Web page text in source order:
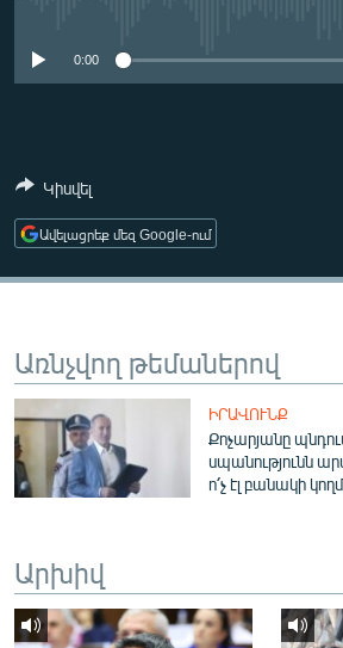
ՄԻՋԱԶԳԱՅԻՆ
ՄԵԿՆԱԲԱՆՈՒԹՅՈՒՆ
ՏՏ ԵՒ ԻՆՏԵՐՆԵՏ
ՏԵՍԱՆՅՈՒԹԵՐ
ԲԱՆԱՎԵՃ
ՁԳՏԵԼՈՎ ԼԱՎԱԳՈՒՅՆԻՆ
Հայերեն
English
0:00
Կիսվել
Ավելացրեք մեզ Google-ում
Առնչվող թեմաներով
ԻՐԱՎՈՒՆՔ
Քոչարյանը
սպանությունն
ո՛չ էլ բանակի
Արխիվ